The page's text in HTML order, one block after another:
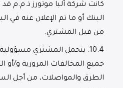
كانت شركة ألبا موتورز ذ.م.م
البنك أو ما تم الإعلان عنه في
من قبل المشتري.
10.4.
يتحمل المشتري مسؤولية
جميع المخالفات المرورية و/أو
الطرق والمواصلات، من أجل